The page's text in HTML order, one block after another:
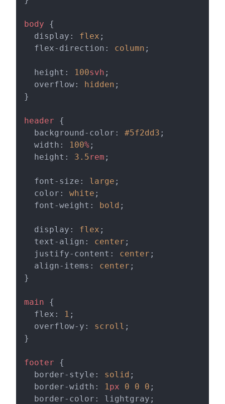
body {
  display:
flex ;
  flex-direction:
column ;
  height:
100svh ;
  overflow:
hidden ;
}
header {
  background-color:
#5f2dd3 ;
  width:
100%;
  height:
3.5rem ;
  font-size:
large ;
  color:
white ;
  font-weight:
bold ;
  display:
flex ;
  text-align:
center ;
  justify-content:
center ;
  align-items:
center ;
}
main {
  flex:
1 ;
  overflow-y:
scroll ;
}
footer {
  border-style:
solid ;
  border-width:
1px 0 0 0 ;
  border-color: lightgray;